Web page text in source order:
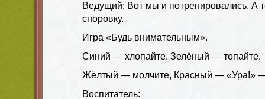
Ведущий: Вот мы и потренировались. А
сноровку.
Игра «Будь внимательным».
Синий — хлопайте. Зелёный — топайте.
Жёлтый — молчите, Красный — «Ура!» —
Воспитатель: